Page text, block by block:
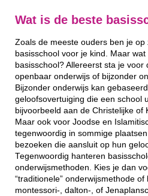
Wat is de beste
Zoals de meeste ouders ben je
basisschool voor je kind. Maar
basisschool? Allereerst sta je voor
openbaar onderwijs of bijzonder
Bijzonder onderwijs kan
geloofsovertuiging die een school
bijvoorbeeld aan de Christelijke of
Maar ook voor Joodse en
tegenwoordig in sommige
bezoeken die aansluit op hun
Tegenwoordig hanteren
onderwijsmethoden. Kies je dan
“traditionele” onderwijsmethode of
montessori-, dalton-, of